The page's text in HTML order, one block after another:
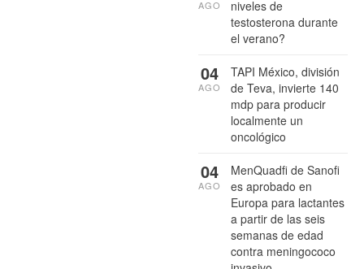
niveles de
testosterona durante
el verano?
AGO
TAPI México, división
de Teva, invierte 140
mdp para producir
localmente un
oncológico
04
AGO
MenQuadfi de Sanofi
es aprobado en
Europa para lactantes
a partir de las seis
semanas de edad
contra meningococo
04
AGO